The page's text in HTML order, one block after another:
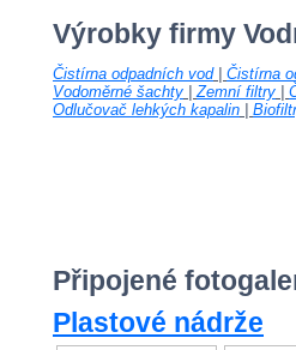
Výrobky firmy
Čistírna odpadních vod| Čistírna
Vodoměrné šachty
Zemní filtry
Odlučovač lehkých kapalin
Připojené
Plastové nádrže